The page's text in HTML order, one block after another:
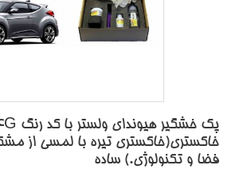
خاکستري(خاکستري تيره با لمسي از
فضا و تکنولوژي.) ساده